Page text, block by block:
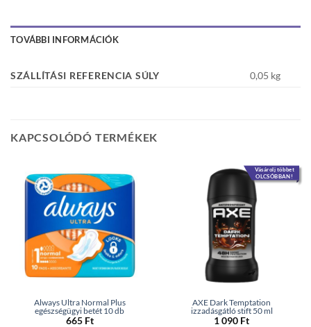
TOVÁBBI INFORMÁCIÓK
SZÁLLÍTÁSI REFERENCIA SÚLY 0,05 kg
KAPCSOLÓDÓ TERMÉKEK
Always Ultra Normal Plus
egészségügyi betét 10 db
665 Ft
Vásárolj többet
OLCSÓBBAN!
AXE Dark Temptation
izzadásgátló stift 50 ml
1 090 Ft